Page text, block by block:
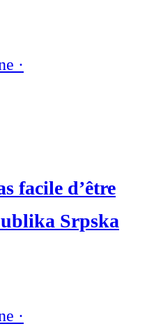
·
facile d’être
Srpska
·